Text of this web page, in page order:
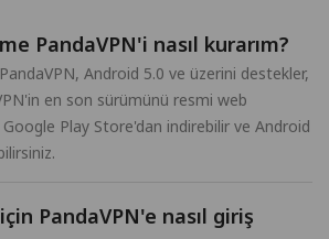
PandaVPN'i nasıl kurarım?
Android 5.0 ve üzerini destekler,
en son sürümünü resmi web
Play Store'dan indirebilir ve Android
PandaVPN'e nasıl giriş